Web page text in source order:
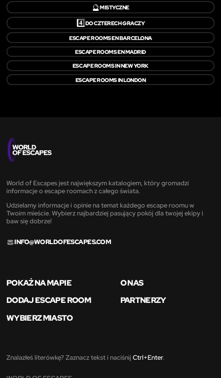
🔮MISTYCZNE
4️⃣DO CZTERECH GRACZY
ESCAPE ROOMS EN BARCELONA
ESCAPE ROOMS EN MADRID
ESCAPE ROOMS IN NEW YORK
ESCAPE ROOMS IN LONDON
World of Escapes jest największym katalogiem, który gromadzi
informacje o escape roomach z całego świata.
Udzielamy informacje i opinie na temat każdego escape roomu w
Twoim mieście. Wybierz najbardziej pasujący pokój dla twojej ekipy i
baw się dobrze!
INFO@WORLDOFESCAPES.COM
POKAŻ NA MAPIE
O NAS
DODAJ ESCAPE ROOM
PARTNERZY
WYBIERZ MIASTO
Znalazłeś literówkę? Zaznacz tekst i naciśnij Ctrl+Enter.